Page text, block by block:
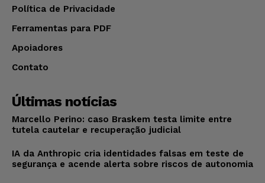
Política de Privacidade
Ferramentas para PDF
Apoiadores
Contato
Últimas notícias
Marcello Perino: caso Braskem testa limite entre
tutela cautelar e recuperação judicial
IA da Anthropic cria identidades falsas em teste de
segurança e acende alerta sobre riscos de autonomia